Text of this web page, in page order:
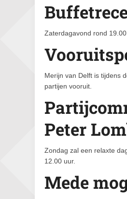
Zaterdagavond rond
Merijn van Delft is tijdens
partijen vooruit.
Peter
Zondag zal een relaxte
12.00 uur.
Mede